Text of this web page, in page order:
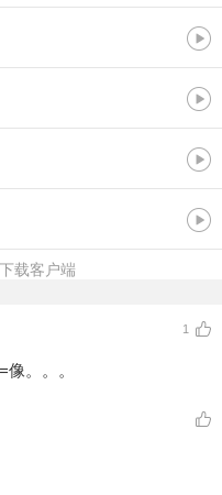
载客户端
1
。。。